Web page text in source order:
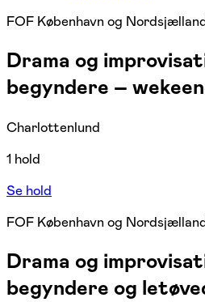
FOF København og
Drama og
begyndere –
Charlottenlund
1 hold
Se hold
FOF København og
Drama og
begyndere og